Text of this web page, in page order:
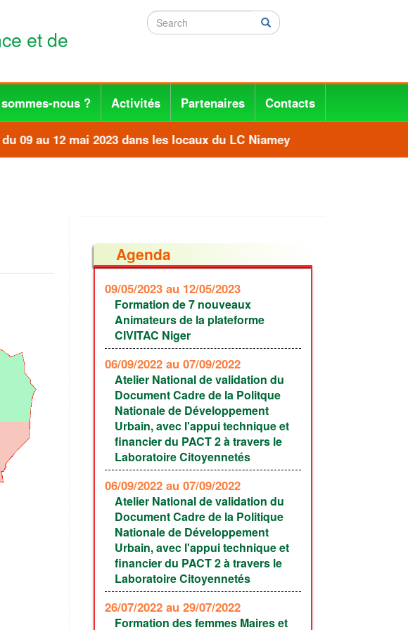
et de
Search Search
nous ? Activités Partenaires Contacts
09 au 12 mai 2023 dans les locaux du LC Niamey
Agenda
09/05/2023 au 12/05/2023
Formation de 7 nouveaux
Animateurs de la plateforme
CIVITAC Niger
06/09/2022 au 07/09/2022
Atelier National de validation du
Document Cadre de la Politque
Nationale de Développement
Urbain, avec l'appui technique et
financier du PACT 2 à travers le
Laboratoire Citoyennetés
06/09/2022 au 07/09/2022
Atelier National de validation du
Document Cadre de la Politique
Nationale de Développement
Urbain, avec l'appui technique et
financier du PACT 2 à travers le
Laboratoire Citoyennetés
26/07/2022 au 29/07/2022
Formation des femmes Maires et